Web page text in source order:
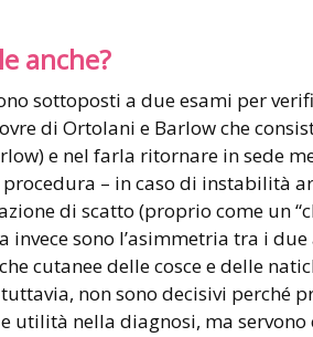
anche?
sottoposti a due esami per
di Ortolani e Barlow che
e nel farla ritornare in sede
– in caso di instabilità
di scatto (proprio come un
sono l’asimmetria tra i due
cutanee delle cosce e delle
non sono decisivi perché
utilità nella diagnosi, ma servono